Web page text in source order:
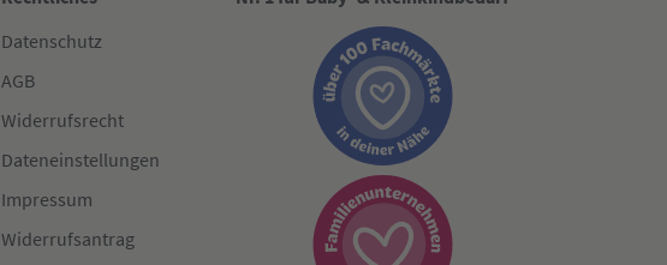
Datenschutz
AGB
Widerrufsrecht
Dateneinstellungen
Impressum
Widerrufsantrag